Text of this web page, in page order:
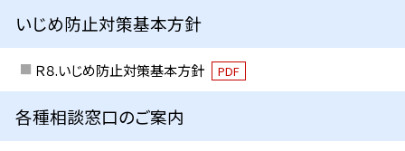
いじめ防止対策基本方針
Ｒ８.いじめ防止対策基本方針 PDF
各種相談窓口のご案内